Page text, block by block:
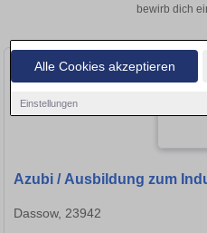
Alle Cookies akzeptieren
Einstellungen
bewirb dich
Azubi / Ausbildung zum
Dassow, 23942